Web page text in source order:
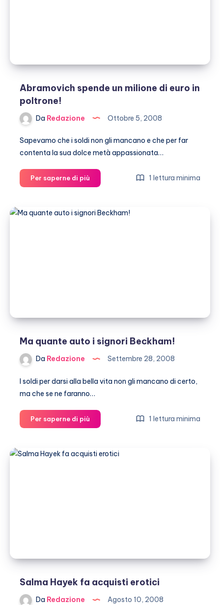
Abramovich spende un milione di euro in
poltrone!
Da Redazione Ottobre 5, 2008
Sapevamo che i soldi non gli mancano e che per far
contenta la sua dolce metà appassionata…
Per saperne di più
spende
milione
1 lettura minima
Ma quante auto i signori Beckham!
Da Redazione Settembre 28, 2008
I soldi per darsi alla bella vita non gli mancano di certo,
ma che se ne faranno…
Per saperne di più
quante
i
1 lettura minima
Salma Hayek fa acquisti erotici
Da Redazione Agosto 10, 2008